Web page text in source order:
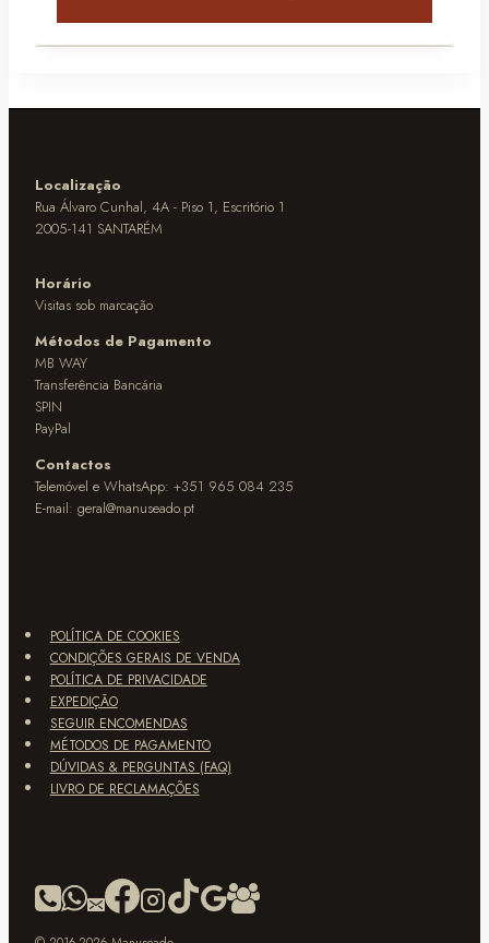
Localização
Rua Álvaro Cunhal, 4A - Piso 1, Escritório 1
2005-141 SANTARÉM
Horário
Visitas sob marcação
Métodos de Pagamento
MB WAY
Transferência Bancária
SPIN
PayPal
Contactos
Telemóvel e WhatsApp: +351 965 084 235
E-mail: geral@manuseado.pt
POLÍTICA DE COOKIES
CONDIÇÕES GERAIS DE VENDA
POLÍTICA DE PRIVACIDADE
EXPEDIÇÃO
SEGUIR ENCOMENDAS
MÉTODOS DE PAGAMENTO
DÚVIDAS & PERGUNTAS (FAQ)
LIVRO DE RECLAMAÇÕES